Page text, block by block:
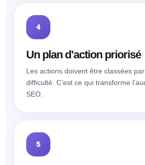
4
Un plan d’action priorisé
Les actions doivent être classées
difficulté. C’est ce qui transforme
SEO.
5